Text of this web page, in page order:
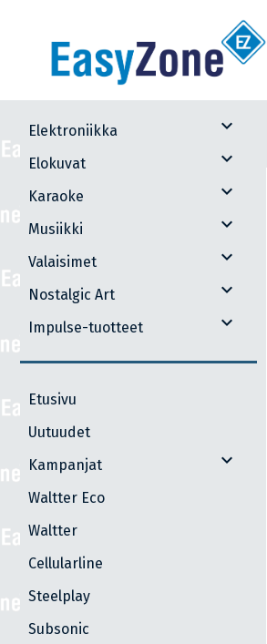
Elektroniikka expand_more
Elokuvat expand_more
Karaoke expand_more
Musiikki expand_more
Valaisimet expand_more
Nostalgic Art expand_more
Impulse-tuotteet expand_more
Etusivu
Uutuudet
Kampanjat
expand_more
Waltter Eco
Waltter
Cellularline
Steelplay
Subsonic